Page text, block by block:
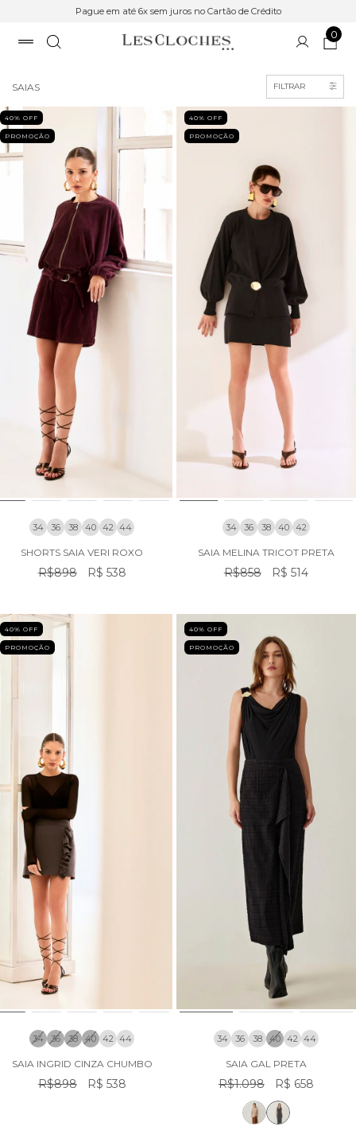
Pague em até 6x sem juros no Cartão de Crédito
0
SAIAS FILTRAR
40% OFF
PROMOÇÃO
34 36 38 40 42 44
SHORTS SAIA VERI ROXO
R$898 R$ 538
40% OFF
PROMOÇÃO
34 36 38 40 42
SAIA MELINA TRICOT PRETA
R$858 R$ 514
40% OFF
PROMOÇÃO
34 36 38 40 42 44
SAIA INGRID CINZA CHUMBO
R$898 R$ 538
40% OFF
PROMOÇÃO
34 36 38 40 42 44
SAIA GAL PRETA
R$1.098 R$ 658